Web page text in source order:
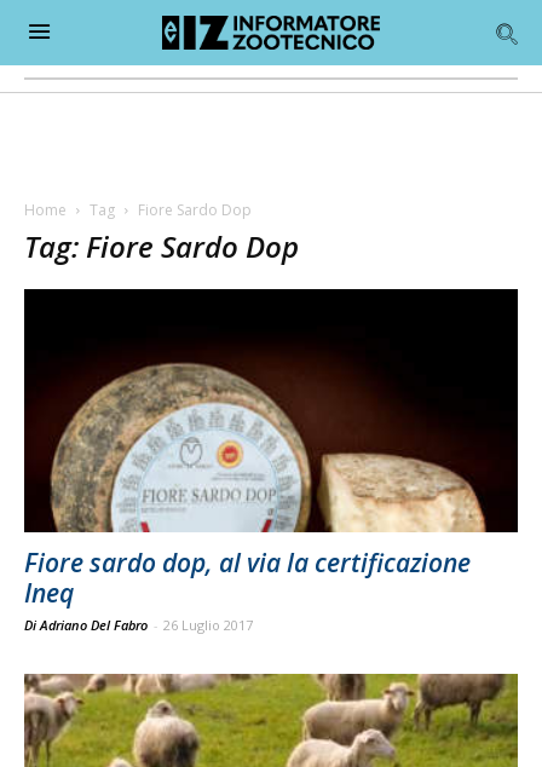
Home Tag Fiore Sardo Dop
Tag: Fiore Sardo Dop
Fiore sardo dop, al via la certificazione
Ineq
Di Adriano Del Fabro - 26 Luglio 2017